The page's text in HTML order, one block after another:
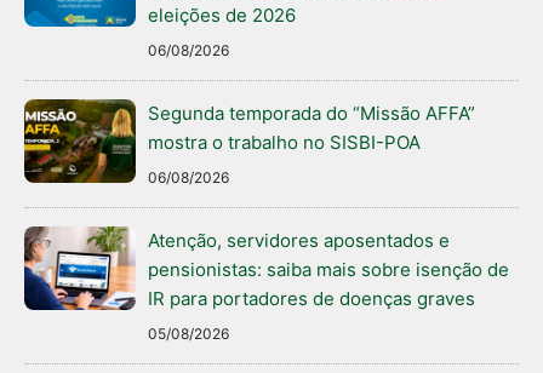
eleições de 2026
06/08/2026
Segunda temporada do “Missão AFFA”
mostra o trabalho no SISBI-POA
06/08/2026
Atenção, servidores aposentados e
pensionistas: saiba mais sobre isenção de
IR para portadores de doenças graves
05/08/2026